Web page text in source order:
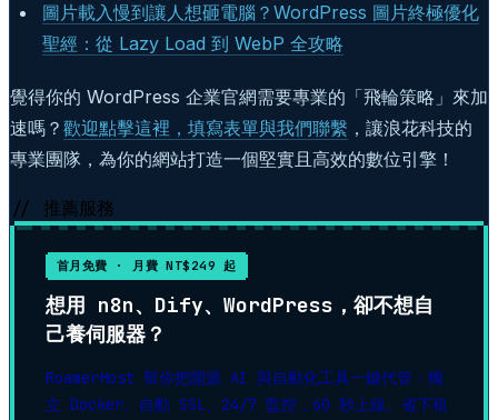
圖片載入慢到讓人想砸電腦？WordPress 圖片終極優化
聖經：從 Lazy Load 到 WebP 全攻略
覺得你的 WordPress 企業官網需要專業的「飛輪策略」來加
速嗎？ 歡迎點擊這裡，填寫表單與我們聯繫 ，讓浪花科技的
專業團隊，為你的網站打造一個堅實且高效的數位引擎！
// 推薦服務
首月免費 · 月費 NT$249 起
想用 n8n、Dify、WordPress，卻不想自
己養伺服器？
RoamerHost 幫你把開源 AI 與自動化工具一鍵代管：獨
立 Docker、自動 SSL、24/7 監控，60 秒上線。省下租